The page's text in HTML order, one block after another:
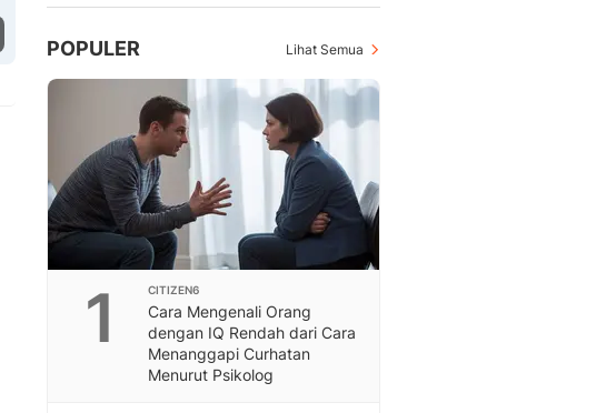
POPULER Lihat Semua
1 CITIZEN6
Cara Mengenali Orang
dengan IQ Rendah dari Cara
Menanggapi Curhatan
Menurut Psikolog